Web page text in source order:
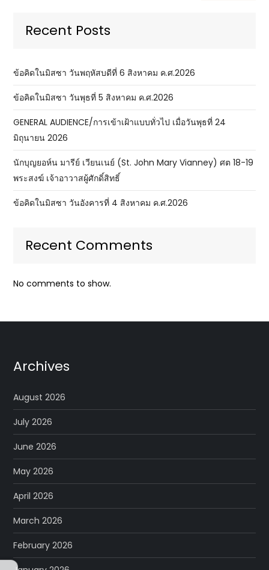
Recent Posts
ข้อคิดในมิสซา วันพฤหัสบดีที่ 6 สิงหาคม ค.ศ.2026
ข้อคิดในมิสซา วันพุธที่ 5 สิงหาคม ค.ศ.2026
GENERAL AUDIENCE/การเข้าเฝ้าแบบทั่วไป เมื่อวันพุธที่ 24
มิถุนายน 2026
นักบุญยอห์น มารีย์ เวียนเนย์ (St. John Mary Vianney) ศต 18-19
พระสงฆ์ เจ้าอาวาสผู้ศักดิ์สิทธิ์
ข้อคิดในมิสซา วันอังคารที่ 4 สิงหาคม ค.ศ.2026
Recent Comments
No comments to show.
Archives
August 2026
July 2026
June 2026
May 2026
April 2026
March 2026
February 2026